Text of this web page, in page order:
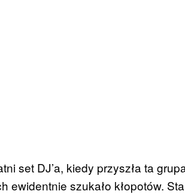
set DJ’a, kiedy przyszła ta
ewidentnie szukało kłopotów.